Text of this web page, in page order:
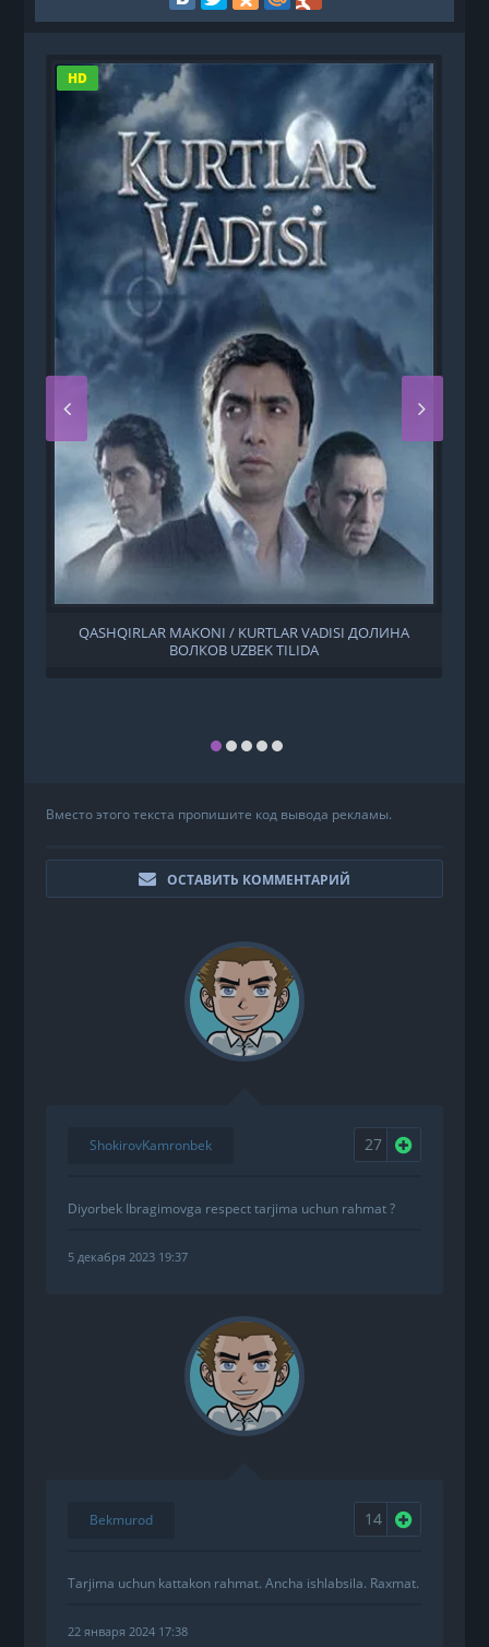
HD
QASHQIRLAR MAKONI / KURTLAR VADISI ДОЛИНА
ВОЛКОВ UZBEK TILIDA
Вместо этого текста пропишите код вывода рекламы.
ОСТАВИТЬ КОММЕНТАРИЙ
ShokirovKamronbek 27 Нравится
Diyorbek Ibragimovga respect tarjima uchun rahmat ?
5 декабря 2023 19:37
Bekmurod 14 Нравится
Tarjima uchun kattakon rahmat. Ancha ishlabsila. Raxmat.
22 января 2024 17:38